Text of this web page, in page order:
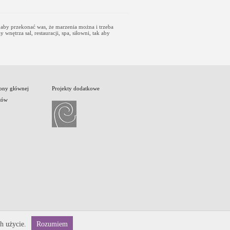
przekonać was, że marzenia można i trzeba
sal, restauracji, spa, siłowni, tak aby
Projekty dodatkowe
głównej
użycie. Rozumiem